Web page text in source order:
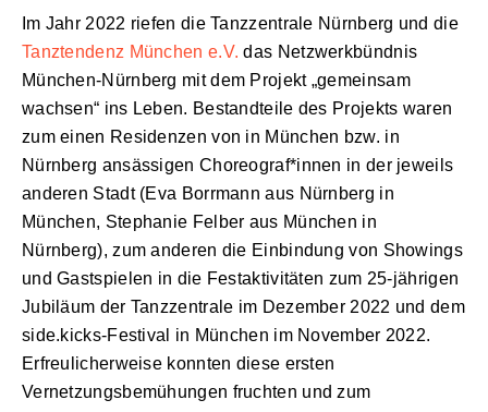
Im Jahr 2022 riefen die Tanzzentrale Nürnberg und die
Tanztendenz München e.V. das Netzwerkbündnis
München-Nürnberg mit dem Projekt „gemeinsam
wachsen“ ins Leben. Bestandteile des Projekts waren
zum einen Residenzen von in München bzw. in
Nürnberg ansässigen Choreograf*innen in der jeweils
anderen Stadt (Eva Borrmann aus Nürnberg in
München, Stephanie Felber aus München in
Nürnberg), zum anderen die Einbindung von Showings
und Gastspielen in die Festaktivitäten zum 25-jährigen
Jubiläum der Tanzzentrale im Dezember 2022 und dem
side.kicks-Festival in München im November 2022.
Erfreulicherweise konnten diese ersten
Vernetzungsbemühungen fruchten und zum